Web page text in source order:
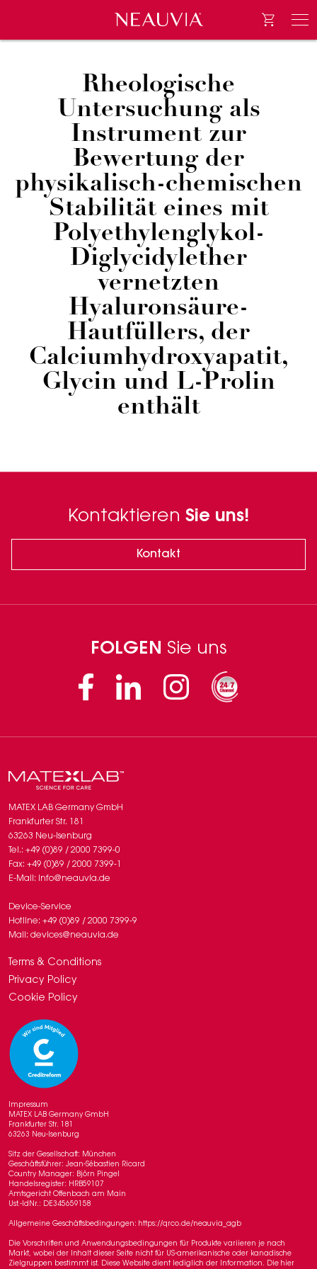
Neauvia Go to e-
Rheologische
Untersuchung als
Instrument zur
Bewertung der
physikalisch-chemischen
Stabilität eines mit
Polyethylenglykol-
Diglycidylether
vernetzten
Hyaluronsäure-
Hautfüllers, der
Calciumhydroxyapatit,
Glycin und L-Prolin
enthält
Kontaktieren Sie uns!
Kontakt
FOLGEN Sie uns
FacebookLinkedin Instagram
MATEX LAB Germany GmbH
Frankfurter Str. 181
63263 Neu-Isenburg
Tel.: +49 (0)89 / 2000 7399-0
Fax: +49 (0)89 / 2000 7399-1
E-Mail: info@neauvia.de
Device-Service
Hotline: +49 (0)89 / 2000 7399-9
Mail: devices@neauvia.de
Terms & Conditions
Privacy Policy
Cookie Policy
Impressum
MATEX LAB Germany GmbH
Frankfurter Str. 181
63263 Neu-Isenburg
Sitz der Gesellschaft: München
Geschäftsführer: Jean-Sébastien Ricard
Country Manager: Björn Pingel
Handelsregister: HRB59107
Amtsgericht Offenbach am Main
Ust.-IdNr.: DE345659158
Allgemeine Geschäftsbedingungen: https://qrco.de/neauvia_agb
Die Vorschriften und Anwendungsbedingungen für Produkte variieren je nach
Markt, wobei der Inhalt dieser Seite nicht für US-amerikanische oder kanadische
Zielgruppen bestimmt ist. Diese Website dient lediglich der Information. Die hier